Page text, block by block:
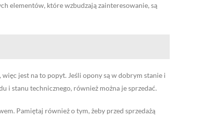
elementów, które wzbudzają zainteresowanie, są
jest na to popyt. Jeśli opony są w dobrym stanie i
i stanu technicznego, również można je sprzedać.
Pamiętaj również o tym, żeby przed sprzedażą